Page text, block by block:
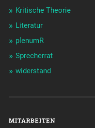
Kritische Theorie
Literatur
plenumR
Sprecherrat
widerstand
MITARBEITEN